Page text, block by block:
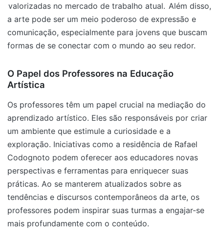
valorizadas no mercado de trabalho atual. Além disso,
a arte pode ser um meio poderoso de expressão e
comunicação, especialmente para jovens que buscam
formas de se conectar com o mundo ao seu redor.
O Papel dos Professores na Educação
Artística
Os professores têm um papel crucial na mediação do
aprendizado artístico. Eles são responsáveis por criar
um ambiente que estimule a curiosidade e a
exploração. Iniciativas como a residência de Rafael
Codognoto podem oferecer aos educadores novas
perspectivas e ferramentas para enriquecer suas
práticas. Ao se manterem atualizados sobre as
tendências e discursos contemporâneos da arte, os
professores podem inspirar suas turmas a engajar-se
mais profundamente com o conteúdo.